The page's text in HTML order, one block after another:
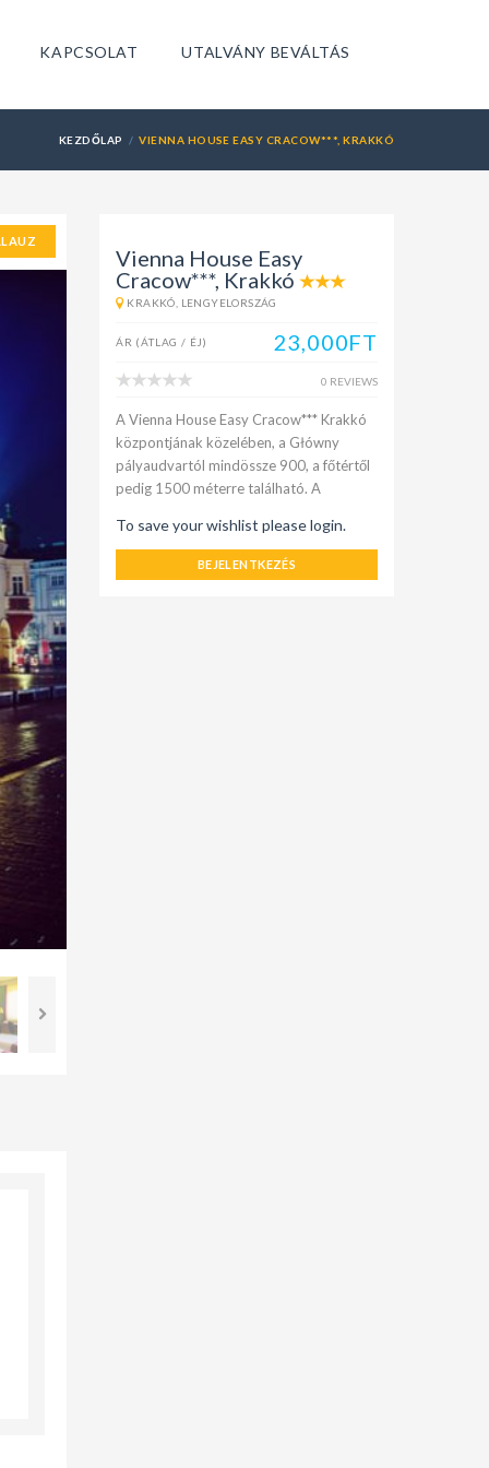
KAPCSOLAT UTALVÁNY BEVÁLTÁS
KEZDŐLAP VIENNA HOUSE EASY CRACOW***, KRAKKÓ
Vienna House Easy
Cracow***, Krakkó
KRAKKÓ, LENGYELORSZÁG
ÁR (ÁTLAG / ÉJ) 23,000FT
0 REVIEWS
A Vienna House Easy Cracow*** Krakkó
központjának közelében, a Główny
pályaudvartól mindössze 900, a főtértől
pedig 1500 méterre található. A
To save your wishlist please login.
BEJELENTKEZÉS